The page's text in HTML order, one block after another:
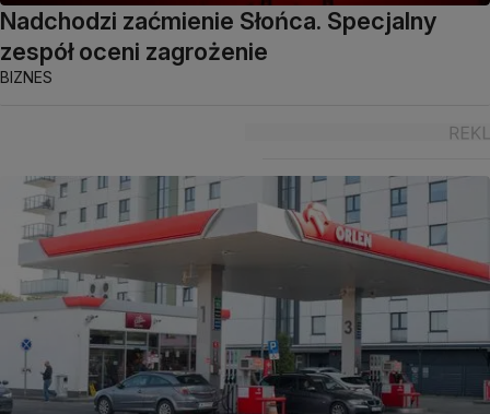
Nadchodzi zaćmienie Słońca. Specjalny
zespół oceni zagrożenie
BIZNES